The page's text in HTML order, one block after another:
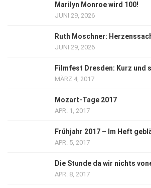
Marilyn Monroe wird 100!
JUNI 29, 2026
Ruth Moschner:
JUNI 29, 2026
Filmfest Dresden: Kurz und
MÄRZ 4, 2017
Mozart-Tage 2017
APR. 1, 2017
Frühjahr 2017 – Im Heft
APR. 5, 2017
Die Stunde da wir nichts
APR. 8, 2017